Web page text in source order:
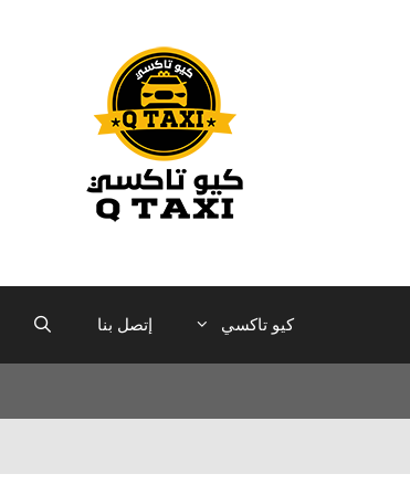
كيو تاكسي إتصل بنا